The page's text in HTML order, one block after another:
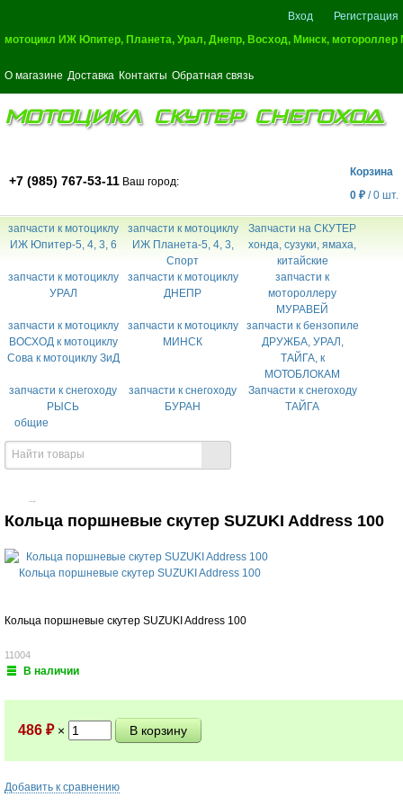
Вход
Регистрация
мотоцикл ИЖ Юпитер, Планета, Урал, Днепр, Восход, Минск,
О магазине Доставка Контакты Обратная связь
МОТОЦИКЛ СКУТЕР СНЕГОХОД
+7 (985) 767-53-11 Ваш город:
Корзина
0 ₽ /0 шт.
запчасти к мотоциклу
ИЖ Юпитер-5, 4, 3, 6
запчасти к мотоциклу
ИЖ Планета-5, 4, 3,
Спорт
Запчасти на СКУТЕР
хонда, сузуки, ямаха,
китайские
запчасти к мотоциклу
УРАЛ
запчасти к мотоциклу
ДНЕПР
запчасти к
мотороллеру
МУРАВЕЙ
запчасти к мотоциклу
ВОСХОД к мотоциклу
Сова к мотоциклу ЗиД
запчасти к мотоциклу
МИНСК
запчасти к бензопиле
ДРУЖБА, УРАЛ,
ТАЙГА, к
МОТОБЛОКАМ
запчасти к снегоходу
РЫСЬ
запчасти к снегоходу
БУРАН
Запчасти к снегоходу
ТАЙГА
общие
→
Кольца поршневые скутер SUZUKI Address 100
Кольца поршневые скутер SUZUKI Address 100
11004
В наличии
486 ₽ ×
Добавить к сравнению